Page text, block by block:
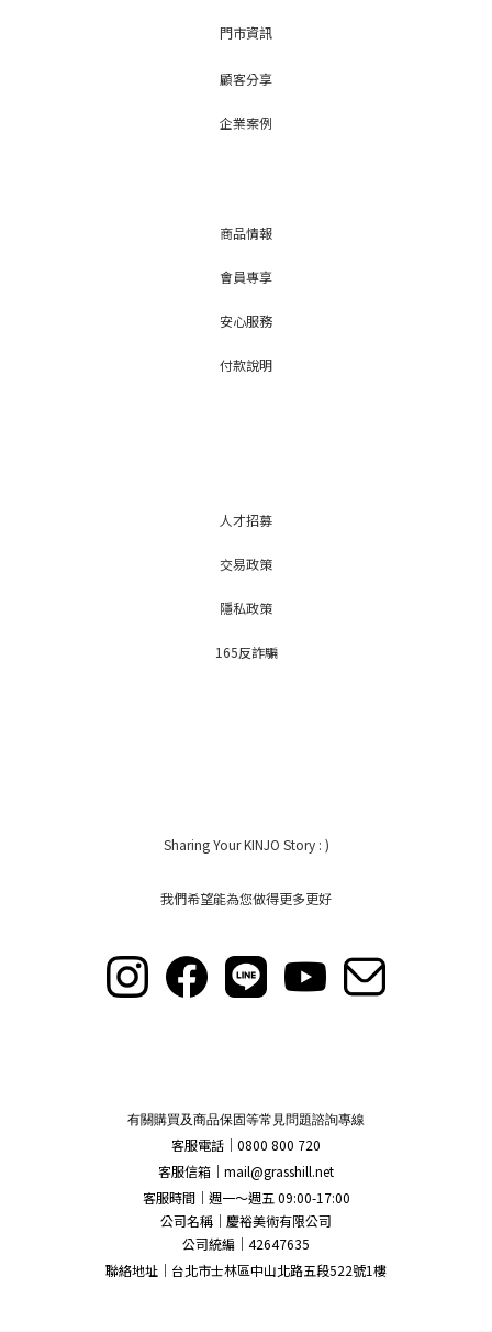
門市資訊
顧客分享
企業案例
商品情報
會員專享
安心服務
付款說明
人才招募
交易政策
隱私政策
165反詐騙
Sharing Your KINJO Story : )
我們希望能為您做得更多更好
有關購買及商品保固等常見問題諮詢專線
客服電話｜0800 800 720
客服信箱｜ mail@grasshill.net
客服時間｜週一～週五 09:00-17:00
公司名稱｜慶裕美術有限公司
公司統編｜42647635
聯絡地址｜台北市士林區中山北路五段522號1樓